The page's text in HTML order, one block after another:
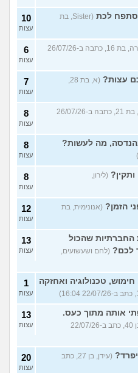
לכת
(Sister, בת
10
עצות
(נערה, בת 16, כתבה ב-26/07/26
6
עצות
עצות?
(א, בת 28,
7
עצות
(.., בת 21, כתבה ב-26/07/26
8
עצות
מה לעשות? 8
עצות
(לירון,
8
עצות
הזמן? (אנונימית, בת
12
עצות
שהכול
לכם? (לחם ושעשועים,
13
עצות
טכנולוגיה ואחזקה
1
עצות
אותה מתוך כעס.
(אלכס, שם בדוי, בן 40, כתב ב-22/07/26
13
עצות
(עידן, בן 27, כתב
20
עצות